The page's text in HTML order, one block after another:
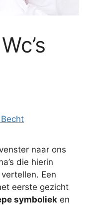
naar ons
die hierin
Een
eerste gezicht
symboliek en